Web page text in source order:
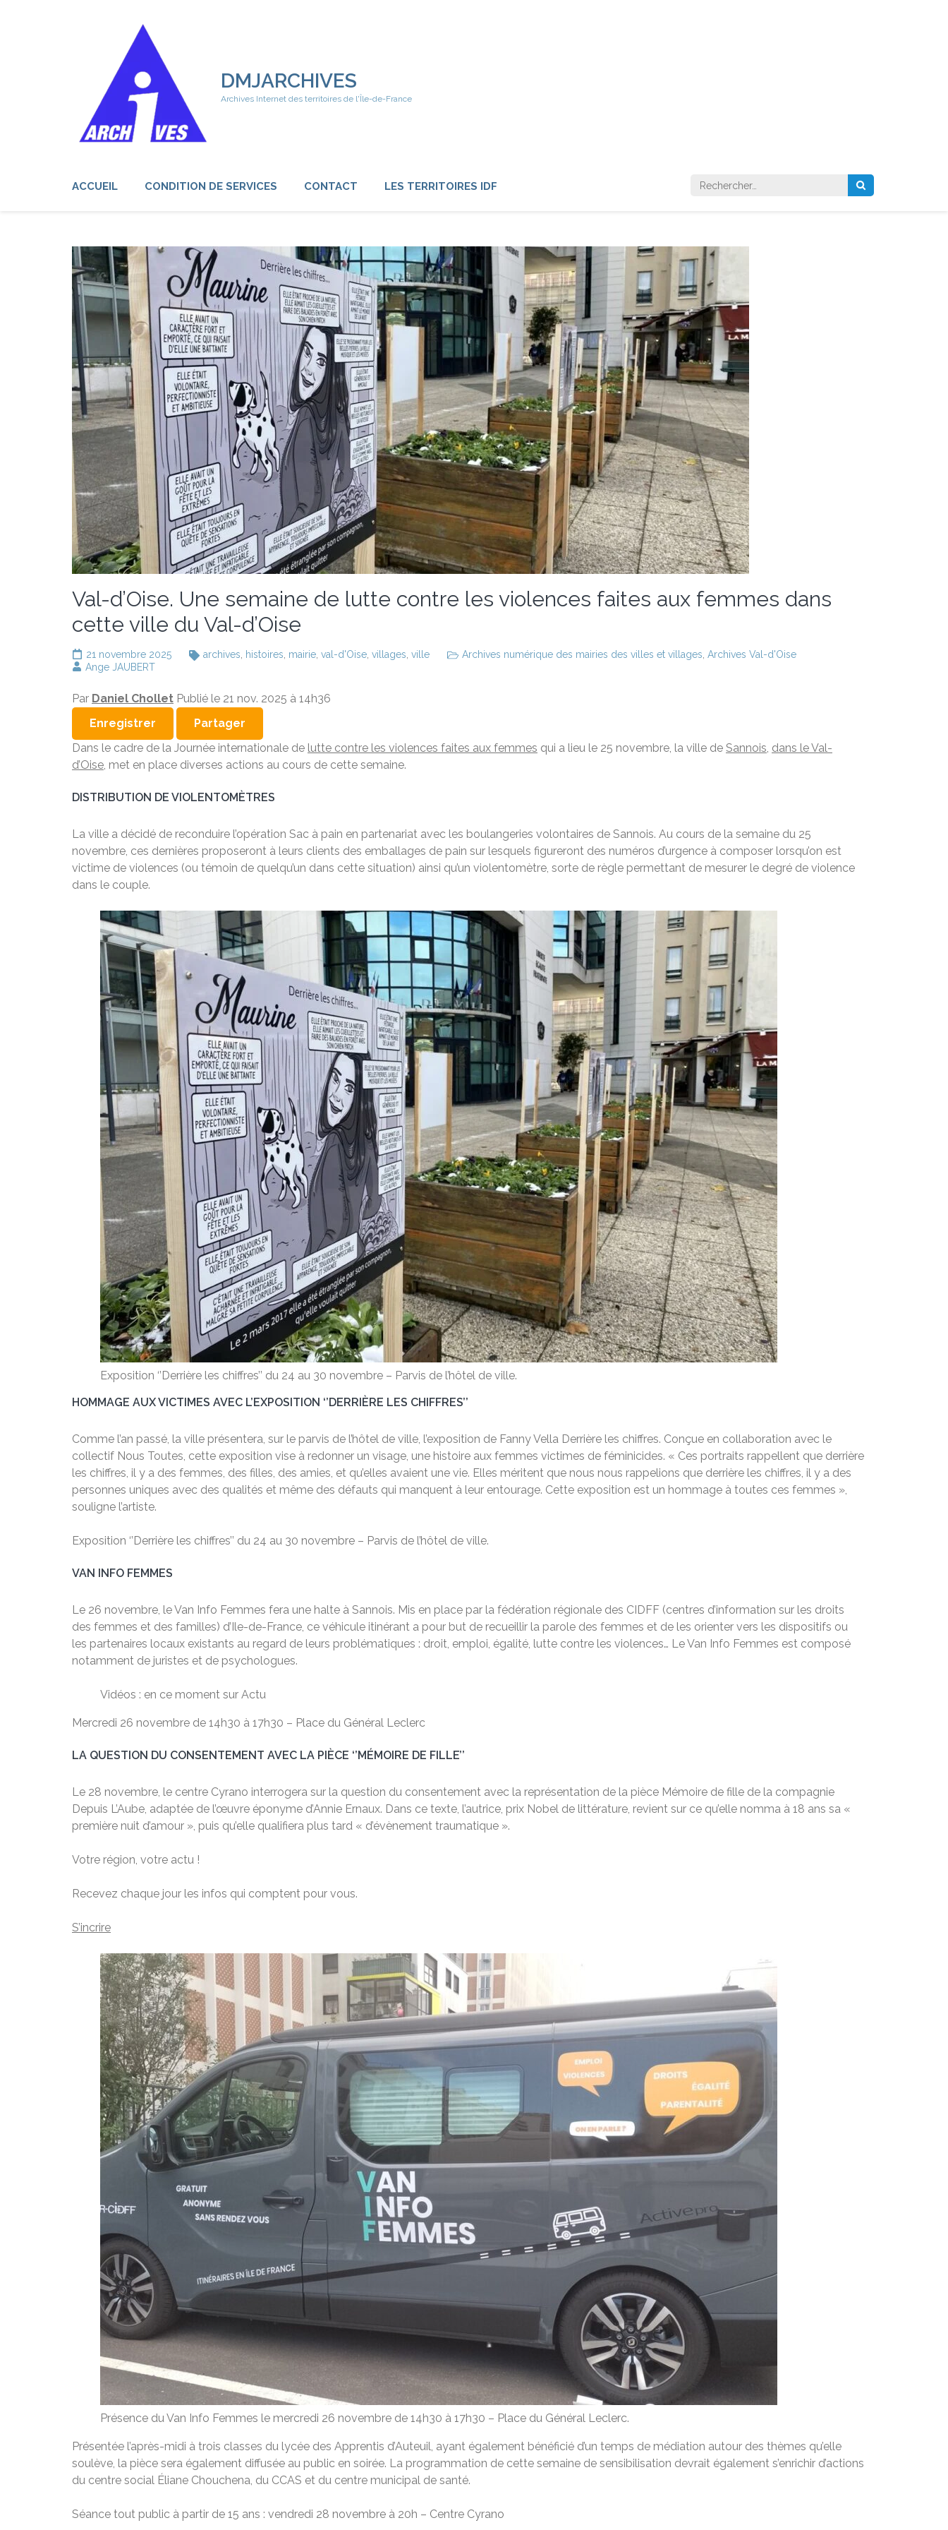
DMJARCHIVES
Archives Internet des territoires de l'Île-de-France
ACCUEIL CONDITION DE SERVICES CONTACT LES TERRITOIRES IDF Rechercher :
Val-d’Oise. Une semaine de lutte contre les violences faites aux femmes dans
cette ville du Val-d’Oise
21 novembre 2025 archives histoires mairie val-d'Oise villages ville Archives numérique des mairies des villes et villages Archives Val-d'Oise
Ange JAUBERT
Par Daniel Chollet Publié le 21 nov. 2025 à 14h36
Enregistrer
Partager
Dans le cadre de la Journée internationale de lutte contre les violences faites aux femmes qui a lieu le 25 novembre, la ville de Sannois, dans le Val-
d’Oise, met en place diverses actions au cours de cette semaine.
DISTRIBUTION DE VIOLENTOMÈTRES
La ville a décidé de reconduire l’opération Sac à pain en partenariat avec les boulangeries volontaires de Sannois. Au cours de la semaine du 25
novembre, ces dernières proposeront à leurs clients des emballages de pain sur lesquels figureront des numéros d’urgence à composer lorsqu’on est
victime de violences (ou témoin de quelqu’un dans cette situation) ainsi qu’un violentomètre, sorte de règle permettant de mesurer le degré de violence
dans le couple.
Exposition ‘’Derrière les chiffres’’ du 24 au 30 novembre – Parvis de l’hôtel de ville.
HOMMAGE AUX VICTIMES AVEC L’EXPOSITION ‘’DERRIÈRE LES CHIFFRES’’
Comme l’an passé, la ville présentera, sur le parvis de l’hôtel de ville, l’exposition de Fanny Vella Derrière les chiffres. Conçue en collaboration avec le
collectif Nous Toutes, cette exposition vise à redonner un visage, une histoire aux femmes victimes de féminicides. « Ces portraits rappellent que derrière
les chiffres, il y a des femmes, des filles, des amies, et qu’elles avaient une vie. Elles méritent que nous nous rappelions que derrière les chiffres, il y a des
personnes uniques avec des qualités et même des défauts qui manquent à leur entourage. Cette exposition est un hommage à toutes ces femmes »,
souligne l’artiste.
Exposition ‘’Derrière les chiffres’’ du 24 au 30 novembre – Parvis de l’hôtel de ville.
VAN INFO FEMMES
Le 26 novembre, le Van Info Femmes fera une halte à Sannois. Mis en place par la fédération régionale des CIDFF (centres d’information sur les droits
des femmes et des familles) d’Ile-de-France, ce véhicule itinérant a pour but de recueillir la parole des femmes et de les orienter vers les dispositifs ou
les partenaires locaux existants au regard de leurs problématiques : droit, emploi, égalité, lutte contre les violences… Le Van Info Femmes est composé
notamment de juristes et de psychologues.
Vidéos : en ce moment sur Actu
Mercredi 26 novembre de 14h30 à 17h30 – Place du Général Leclerc
LA QUESTION DU CONSENTEMENT AVEC LA PIÈCE ‘’MÉMOIRE DE FILLE’’
Le 28 novembre, le centre Cyrano interrogera sur la question du consentement avec la représentation de la pièce Mémoire de fille de la compagnie
Depuis L’Aube, adaptée de l’œuvre éponyme d’Annie Ernaux. Dans ce texte, l’autrice, prix Nobel de littérature, revient sur ce qu’elle nomma à 18 ans sa «
première nuit d’amour », puis qu’elle qualifiera plus tard « d’évènement traumatique ».
Votre région, votre actu !
Recevez chaque jour les infos qui comptent pour vous.
S’incrire
Présence du Van Info Femmes le mercredi 26 novembre de 14h30 à 17h30 – Place du Général Leclerc.
Présentée l’après-midi à trois classes du lycée des Apprentis d’Auteuil, ayant également bénéficié d’un temps de médiation autour des thèmes qu’elle
soulève, la pièce sera également diffusée au public en soirée. La programmation de cette semaine de sensibilisation devrait également s’enrichir d’actions
du centre social Éliane Chouchena, du CCAS et du centre municipal de santé.
Séance tout public à partir de 15 ans : vendredi 28 novembre à 20h – Centre Cyrano